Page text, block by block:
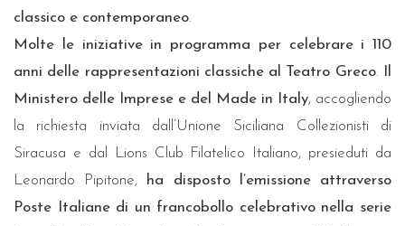
classico e contemporaneo.
Molte le iniziative in programma per celebrare i 110
anni delle rappresentazioni classiche al Teatro Greco.
Ministero delle Imprese e del Made in Italy, accogliendo
la richiesta inviata dall’Unione Siciliana Collezionisti di
Siracusa e dal Lions Club Filatelico Italiano, presieduti da
Leonardo Pipitone, ha disposto l’emissione attraverso
Poste Italiane di un francobollo celebrativo nella serie